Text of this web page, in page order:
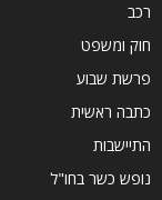
רכב
חוק ומשפט
פרשת שבוע
כתבה ראשית
התיישבות
נופש כשר בחו"ל